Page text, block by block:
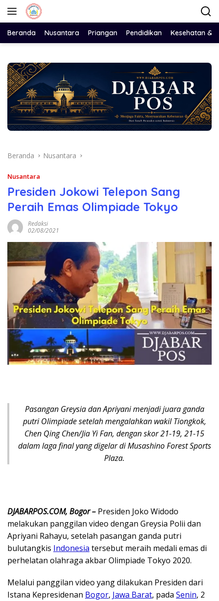
Langsung
Beranda Nusantara Priangan Pendidikan Kesehatan &
Beranda Nusantara
Nusantara
Presiden Jokowi Telepon Sang
Peraih Emas Olimpiade Tokyo
Redaksi
02/08/2021
Pasangan Greysia dan Apriyani menjadi juara ganda
putri Olimpiade setelah mengalahkan wakil Tiongkok,
Chen Qing Chen/Jia Yi Fan, dengan skor 21-19, 21-15
dalam laga final yang digelar di Musashino Forest Sports
Plaza.
DJABARPOS.COM, Bogor – Presiden Joko Widodo
melakukan panggilan video dengan Greysia Polii dan
Apriyani Rahayu, setelah pasangan ganda putri
bulutangkis Indonesia tersebut meraih medali emas di
perhelatan olahraga akbar Olimpiade Tokyo 2020.
Melalui panggilan video yang dilakukan Presiden dari
Istana Kepresidenan Bogor, Jawa Barat, pada Senin, 2